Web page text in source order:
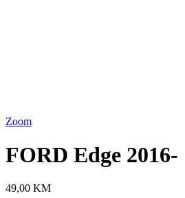
Zoom
FORD Edge 2016-
49,00 KM